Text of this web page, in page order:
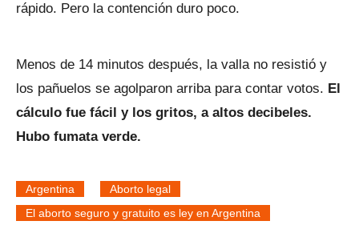
rápido. Pero la contención duro poco.
Menos de 14 minutos después, la valla no resistió y
los pañuelos se agolparon arriba para contar votos. El
cálculo fue fácil y los gritos, a altos decibeles.
Hubo fumata verde.
Argentina
Aborto legal
El aborto seguro y gratuito es ley en Argentina